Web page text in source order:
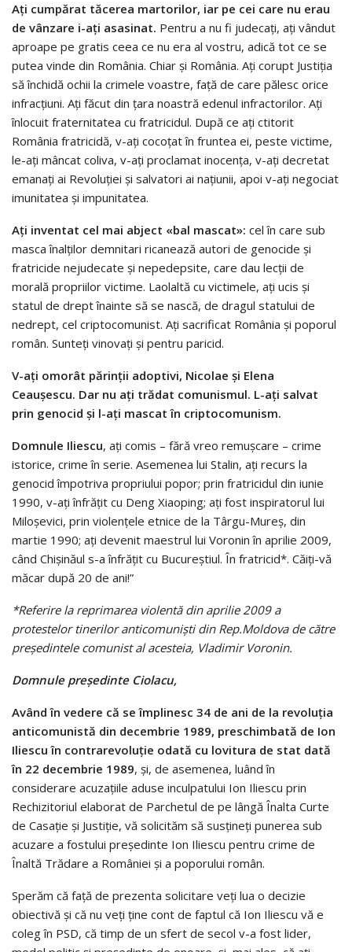
Ați cumpărat tăcerea martorilor, iar pe cei care nu erau
de vânzare i-ați asasinat. Pentru a nu fi judecați, ați vândut
aproape pe gratis ceea ce nu era al vostru, adică tot ce se
putea vinde din România. Chiar și România. Ați corupt Justiția
să închidă ochii la crimele voastre, față de care pălesc orice
infracțiuni. Ați făcut din țara noastră edenul infractorilor. Ați
înlocuit fraternitatea cu fratricidul. După ce ați ctitorit
România fratricidă, v-ați cocoțat în fruntea ei, peste victime,
le-ați mâncat coliva, v-ați proclamat inocența, v-ați decretat
emanați ai Revoluției și salvatori ai națiunii, apoi v-ați negociat
imunitatea și impunitatea.
Ați inventat cel mai abject «bal mascat»: cel în care sub
masca înalților demnitari ricanează autori de genocide și
fratricide nejudecate și nepedepsite, care dau lecții de
morală propriilor victime. Laolaltă cu victimele, ați ucis și
statul de drept înainte să se nască, de dragul statului de
nedrept, cel criptocomunist. Ați sacrificat România și poporul
român. Sunteți vinovați și pentru paricid.
V-ați omorât părinții adoptivi, Nicolae și Elena
Ceaușescu. Dar nu ați trădat comunismul. L-ați salvat
prin genocid și l-ați mascat în criptocomunism.
Domnule Iliescu, ați comis – fără vreo remușcare – crime
istorice, crime în serie. Asemenea lui Stalin, ați recurs la
genocid împotriva propriului popor; prin fratricidul din iunie
1990, v-ați înfrățit cu Deng Xiaoping; ați fost inspiratorul lui
Miloșevici, prin violențele etnice de la Târgu-Mureș, din
martie 1990; ați devenit maestrul lui Voronin în aprilie 2009,
când Chișinăul s-a înfrățit cu Bucureștiul. În fratricid*. Căiți-vă
măcar după 20 de ani!”
*Referire la reprimarea violentă din aprilie 2009 a
protestelor tinerilor anticomuniști din Rep.Moldova de către
președintele comunist al acesteia, Vladimir Voronin.
Domnule președinte Ciolacu,
Având în vedere că se împlinesc 34 de ani de la revoluția
anticomunistă din decembrie 1989, preschimbată de Ion
Iliescu în contrarevoluție odată cu lovitura de stat dată
în 22 decembrie 1989, și, de asemenea, luând în
considerare acuzațiile aduse inculpatului Ion Iliescu prin
Rechizitoriul elaborat de Parchetul de pe lângă Înalta Curte
de Casație și Justiție, vă solicităm să susțineți punerea sub
acuzare a fostului președinte Ion Iliescu pentru crime de
Înaltă Trădare a României și a poporului român.
Sperăm că față de prezenta solicitare veți lua o decizie
obiectivă și că nu veți ține cont de faptul că Ion Iliescu vă e
coleg în PSD, că timp de un sfert de secol v-a fost lider,